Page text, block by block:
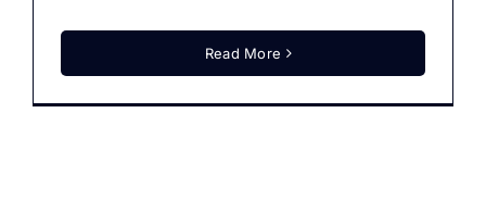
Read More